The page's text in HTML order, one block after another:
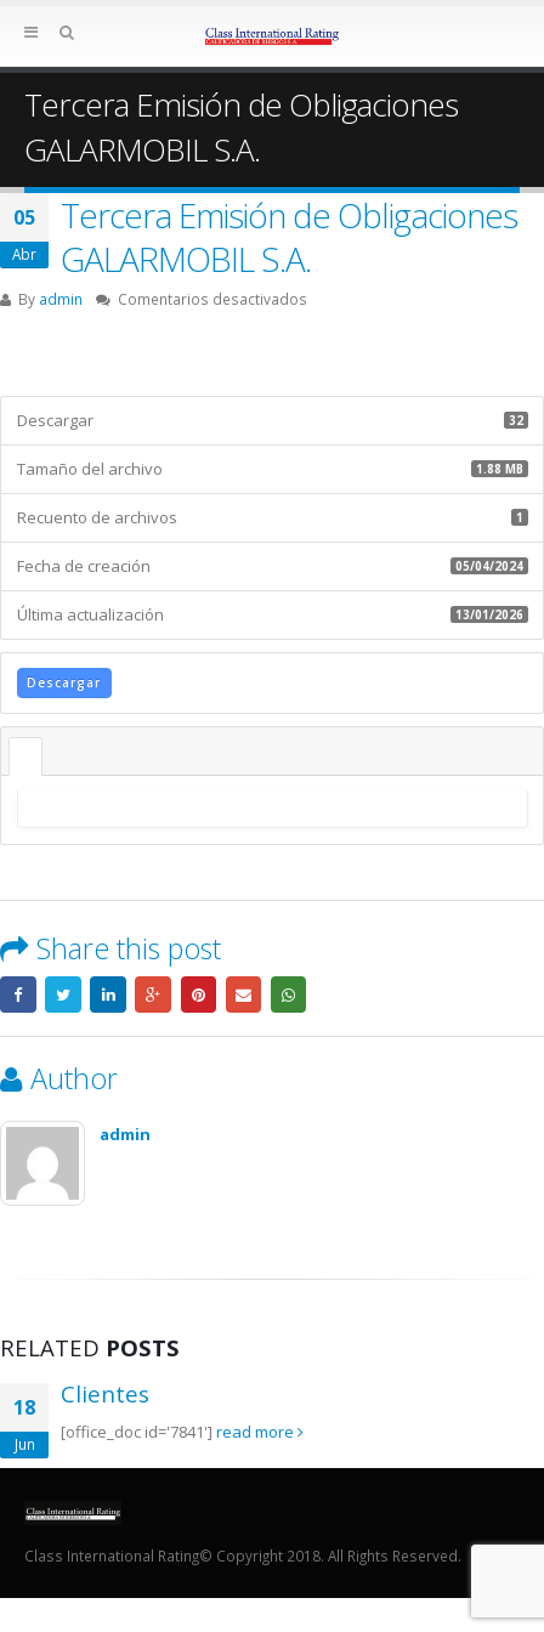
Tercera Emisión de Obligaciones
GALARMOBIL S.A.
05
Abr
Tercera Emisión de Obligaciones
GALARMOBIL S.A.
By admin Comentarios desactivados
Obligaciones
S.A.
Descargar 32
Tamaño del archivo 1.88 MB
Recuento de archivos 1
Fecha de creación 05/04/2024
Última actualización 13/01/2026
Descargar
Share this post
Author
admin
RELATED POSTS
18
Jun
Clientes
[office_doc id='7841'] read more
Class International Rating© Copyright 2018. All Rights Reserved.